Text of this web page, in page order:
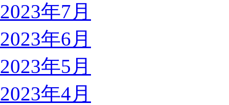
2023年7月
2023年6月
2023年5月
2023年4月